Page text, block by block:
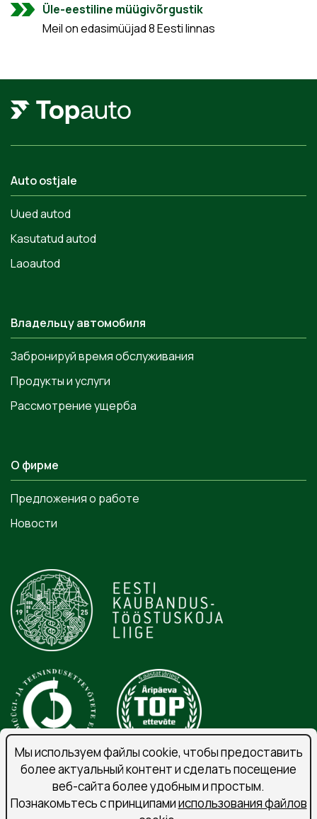
Üle-eestiline müügivõrgustik
Meil on edasimüüjad 8 Eesti linnas
Auto ostjale
Uued autod
Kasutatud autod
Laoautod
Владельцу автомобиля
Забронируй время обслуживания
Продукты и услуги
Рассмотрение ущерба
О фирме
Предложения о работе
Новости
Порядок обработки личных данных
Подпишитесь на рассылку
Мы используем файлы cookie, чтобы предоставить
более актуальный контент и сделать посещение
веб-сайта более удобным и простым.
Познакомьтесь с принципамииспользования файлов